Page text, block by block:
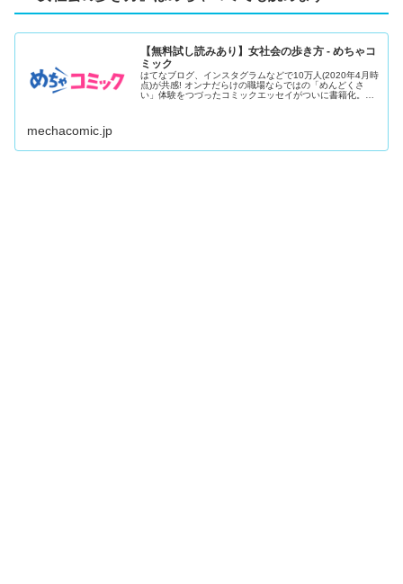
【無料試し読みあり】女社会の歩き方 - めちゃコ
ミック
はてなブログ、インスタグラムなどで10万人(2020年4月時
点)が共感! オンナだらけの職場ならではの「めんどくさ
い」体験をつづったコミックエッセイがついに書籍化。子
mechacomic.jp